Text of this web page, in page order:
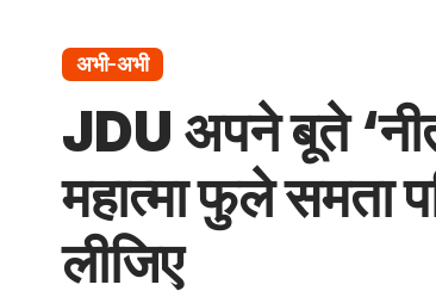
अभी-अभी
JDU अपने बूते
महात्मा फुले समता
लीजिए